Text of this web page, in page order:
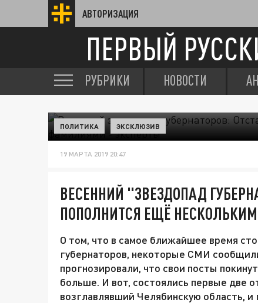
АВТОРИЗАЦИЯ
ПЕРВЫЙ
РУБРИКИ НОВОСТИ
ПОЛИТИКА ЭКСКЛЮЗИВ
19 МАРТА 2019 20:47
ВЕСЕННИЙ "ЗВЕЗДОПАД
ПОПОЛНИТСЯ ЕЩЁ
О том, что в самое ближайшее время
губернаторов, некоторые СМИ
прогнозировали, что свои посты
больше. И вот, состоялись первые две
возглавлявший Челябинскую область,